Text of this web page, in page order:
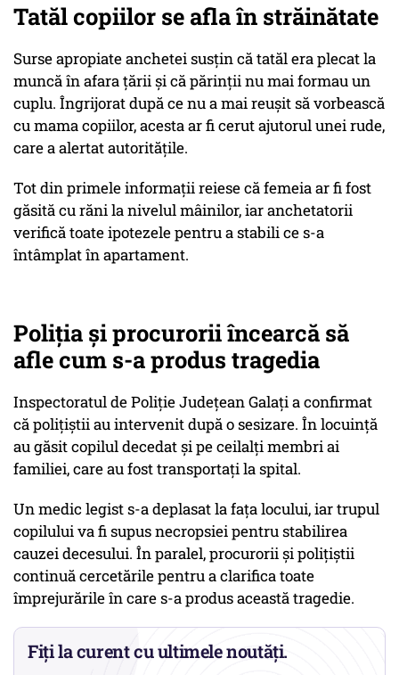
Tatăl copiilor se afla în străinătate
Surse apropiate anchetei susțin că tatăl era plecat la
muncă în afara țării și că părinții nu mai formau un
cuplu. Îngrijorat după ce nu a mai reușit să vorbească
cu mama copiilor, acesta ar fi cerut ajutorul unei rude,
care a alertat autoritățile.
Tot din primele informații reiese că femeia ar fi fost
găsită cu răni la nivelul mâinilor, iar anchetatorii
verifică toate ipotezele pentru a stabili ce s-a
întâmplat în apartament.
Poliția și procurorii încearcă să
afle cum s-a produs tragedia
Inspectoratul de Poliție Județean Galați a confirmat
că polițiștii au intervenit după o sesizare. În locuință
au găsit copilul decedat și pe ceilalți membri ai
familiei, care au fost transportați la spital.
Un medic legist s-a deplasat la fața locului, iar trupul
copilului va fi supus necropsiei pentru stabilirea
cauzei decesului. În paralel, procurorii și polițiștii
continuă cercetările pentru a clarifica toate
împrejurările în care s-a produs această tragedie.
Fiți la curent cu ultimele noutăți.